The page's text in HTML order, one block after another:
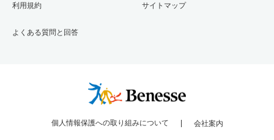
利用規約
よくある質問と回答
サイトマップ
個人情報保護への取り組みについて 会社案内